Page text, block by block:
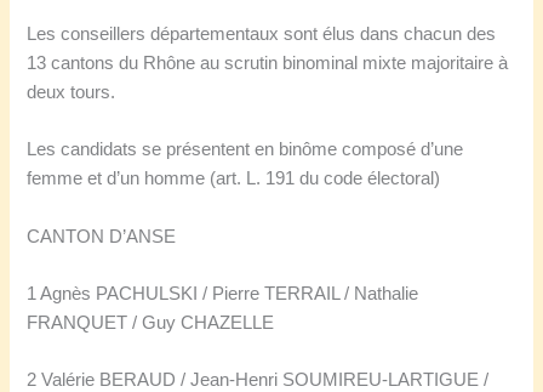
Les conseillers départementaux sont élus dans chacun des
13 cantons du Rhône au scrutin binominal mixte majoritaire à
deux tours.
Les candidats se présentent en binôme composé d’une
femme et d’un homme (art. L. 191 du code électoral)
CANTON D’ANSE
1 Agnès PACHULSKI / Pierre TERRAIL / Nathalie
FRANQUET / Guy CHAZELLE
2 Valérie BERAUD / Jean-Henri SOUMIREU-LARTIGUE /